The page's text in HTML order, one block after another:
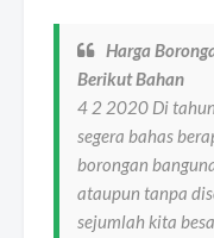
Harga
Berikut Bahan
4 2 2020 Di
segera bahas
borongan
ataupun tanpa
sejumlah kita